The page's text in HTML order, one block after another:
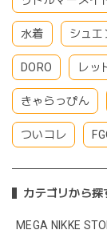
水着 シュエ
DORO レッ
きゃらっぴん
ついコレ
カテゴリから探
MEGA NIKKE